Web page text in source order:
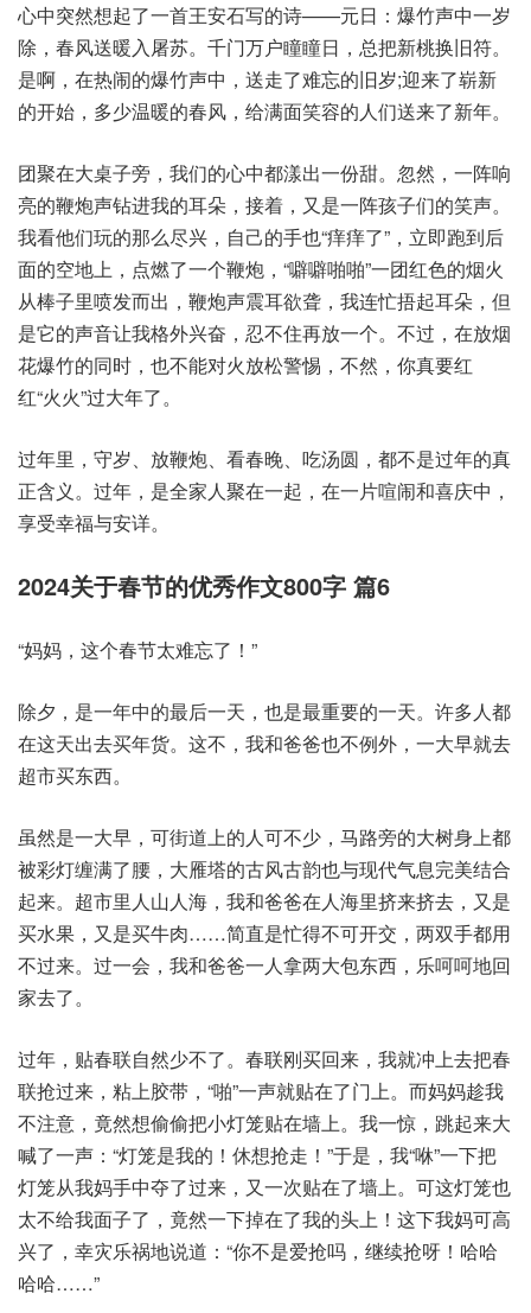
心中突然想起了一首王安石写的诗——元日：爆竹声中一岁
除，春风送暖入屠苏。千门万户瞳瞳日，总把新桃换旧符。
是啊，在热闹的爆竹声中，送走了难忘的旧岁;迎来了崭新
的开始，多少温暖的春风，给满面笑容的人们送来了新年。
团聚在大桌子旁，我们的心中都漾出一份甜。忽然，一阵响
亮的鞭炮声钻进我的耳朵，接着，又是一阵孩子们的笑声。
我看他们玩的那么尽兴，自己的手也“痒痒了”，立即跑到后
面的空地上，点燃了一个鞭炮，“噼噼啪啪”一团红色的烟火
从棒子里喷发而出，鞭炮声震耳欲聋，我连忙捂起耳朵，但
是它的声音让我格外兴奋，忍不住再放一个。不过，在放烟
花爆竹的同时，也不能对火放松警惕，不然，你真要红
红“火火”过大年了。
过年里，守岁、放鞭炮、看春晚、吃汤圆，都不是过年的真
正含义。过年，是全家人聚在一起，在一片喧闹和喜庆中，
享受幸福与安详。
2024关于春节的优秀作文800字 篇6
“妈妈，这个春节太难忘了！”
除夕，是一年中的最后一天，也是最重要的一天。许多人都
在这天出去买年货。这不，我和爸爸也不例外，一大早就去
超市买东西。
虽然是一大早，可街道上的人可不少，马路旁的大树身上都
被彩灯缠满了腰，大雁塔的古风古韵也与现代气息完美结合
起来。超市里人山人海，我和爸爸在人海里挤来挤去，又是
买水果，又是买牛肉……简直是忙得不可开交，两双手都用
不过来。过一会，我和爸爸一人拿两大包东西，乐呵呵地回
家去了。
过年，贴春联自然少不了。春联刚买回来，我就冲上去把春
联抢过来，粘上胶带，“啪”一声就贴在了门上。而妈妈趁我
不注意，竟然想偷偷把小灯笼贴在墙上。我一惊，跳起来大
喊了一声：“灯笼是我的！休想抢走！”于是，我“咻”一下把
灯笼从我妈手中夺了过来，又一次贴在了墙上。可这灯笼也
太不给我面子了，竟然一下掉在了我的头上！这下我妈可高
兴了，幸灾乐祸地说道：“你不是爱抢吗，继续抢呀！哈哈
哈哈……”